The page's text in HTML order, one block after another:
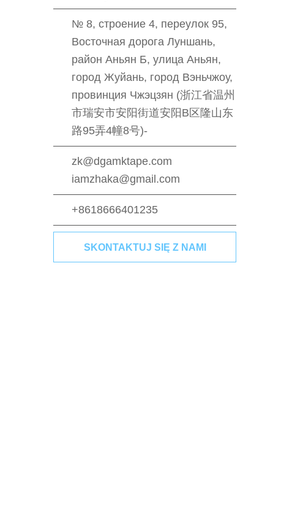
№ 8, строение 4, переулок 95,
Восточная дорога Луншань,
район Аньян Б, улица Аньян,
город Жуйань, город Вэньчжоу,
провинция Чжэцзян (浙江省温州
市瑞安市安阳街道安阳B区隆山东
路95弄4幢8号)-
zk@dgamktape.com
iamzhaka@gmail.com
+8618666401235
SKONTAKTUJ SIĘ Z NAMI